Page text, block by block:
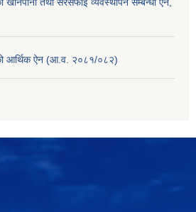
आर्थिक ऐन (आ.व. २०८१/०८२)